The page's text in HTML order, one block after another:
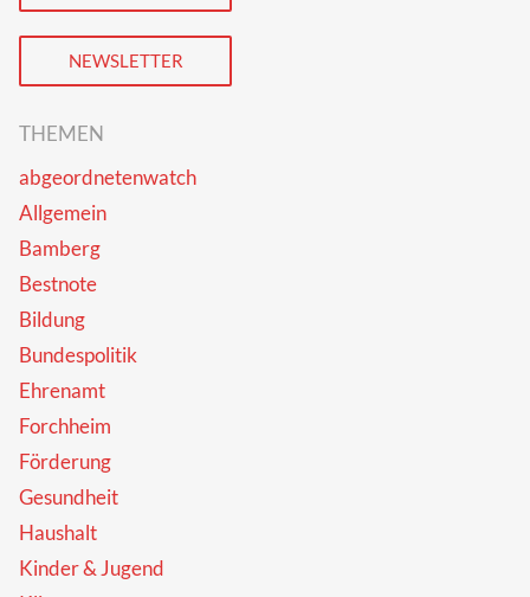
NEWSLETTER
THEMEN
abgeordnetenwatch
Allgemein
Bamberg
Bestnote
Bildung
Bundespolitik
Ehrenamt
Forchheim
Förderung
Gesundheit
Haushalt
Kinder & Jugend